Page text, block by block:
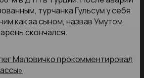
турчанка Гульсум у себя
как за сыном, назвав Умутом.
скончался.
Маловичко прокомментировал